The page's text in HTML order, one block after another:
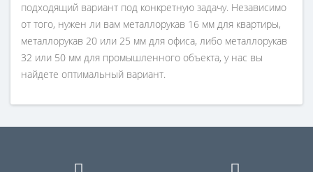
подходящий вариант под конкретную задачу. Независимо
от того, нужен ли вам металлорукав 16 мм для квартиры,
металлорукав 20 или 25 мм для офиса, либо металлорукав
32 или 50 мм для промышленного объекта, у нас вы
найдете оптимальный вариант.